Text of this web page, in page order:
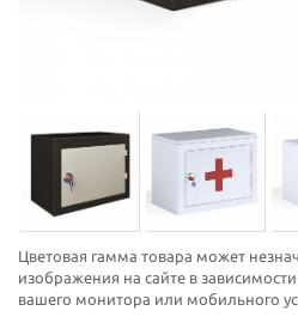
Цветовая гамма товара может
изображения на сайте в
вашего монитора или мобильного